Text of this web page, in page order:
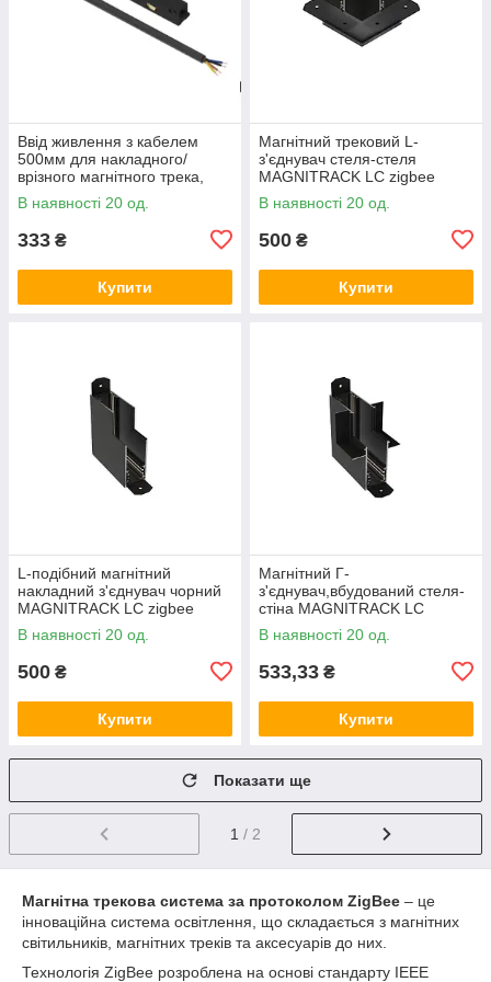
Ввід живлення з кабелем
500мм для накладного/
врізного магнітного трека,
чорний LTRzigbee-M112-pwr
В наявності 20 од.
333 ₴
Купити
Магнітний трековий L-
з'єднувач стеля-стеля
MAGNITRACK LC zigbee
48VLTRzigbee-EMT483-H-out
В наявності 20 од.
500 ₴
Купити
L-подібний магнітний
накладний з'єднувач чорний
MAGNITRACK LC zigbee
LTRzigbee-MT483-H-out
В наявності 20 од.
500 ₴
Купити
Магнітний Г-
з'єднувач,вбудований стеля-
стіна MAGNITRACK LC
zigbee 48V LTRzigbee-
EMT482-V-in
В наявності 20 од.
533,33 ₴
Купити
Показати ще
1 / 2
Магнітна трекова система за протоколом ZigBee – це
інноваційна система освітлення, що складається з магнітних
світильників, магнітних треків та аксесуарів до них.
Технологія ZigBee розроблена на основі стандарту IEEE